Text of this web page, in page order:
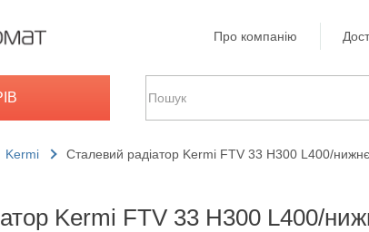
Про компанію
Kermi Сталевий радіатор Kermi FTV 33 H300 L400/
Kermi FTV 33 H300 L400/